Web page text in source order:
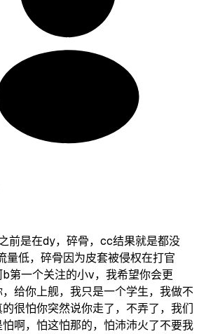
前是在dy，碎骨，cc结果就是都没
量低，碎骨因为皮套被侵权在打官
第一个关注的小v，我希望你会更
给你上舰，我只是一个学生，我做不
很怕你突然说你走了，不弄了，我们
啊，怕这怕那的，怕沛沛火了不要我